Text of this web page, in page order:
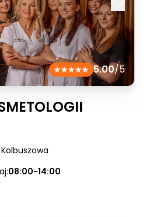
5.00/5
08:00-14:00